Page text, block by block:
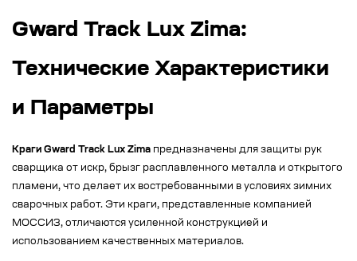
Gward Track Lux Zima:
Технические Характеристики
и Параметры
Краги Gward Track Lux Zima предназначены для защиты рук
сварщика от искр, брызг расплавленного металла и открытого
пламени, что делает их востребованными в условиях зимних
сварочных работ. Эти краги, представленные компанией
МОССИЗ, отличаются усиленной конструкцией и
использованием качественных материалов.